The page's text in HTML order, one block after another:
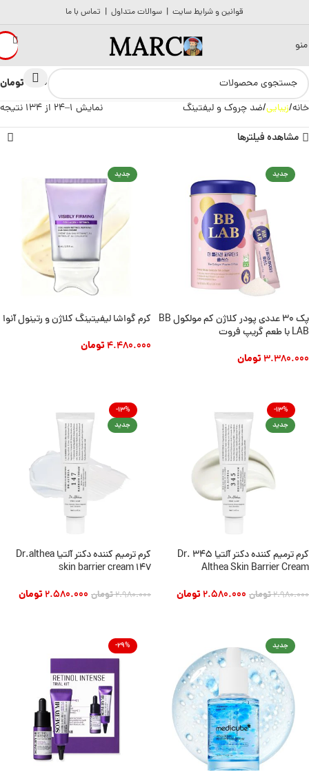
قوانین و شرایط سایت | سوالات متداول | تماس با ما
منو
0 تومان
خانه زیبایی ضد چروک و لیفتینگ نمایش 1–24 از 134 نتیجه
مشاهده فیلترها
جدید
پک 30 عددی پودر کلاژن کم مولکول BB
LAB با طعم گریپ فروت
3.380.000تومان
جدید
کرم گواشا لیفیتینگ کلاژن و رتینول آنوا
4.480.000تومان
-13%
جدید
کرم ترمیم کننده دکتر آلتیا 345 Dr.
Althea Skin Barrier Cream
2.980.000تومان 2.580.000تومان
-13%
جدید
کرم ترمیم کننده دکتر آلتیا Dr.althea
skin barrier cream 147
2.980.000تومان 2.580.000تومان
جدید -29%